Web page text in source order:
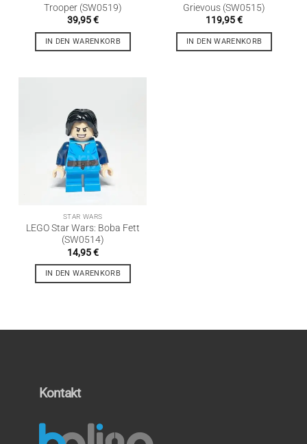
Trooper (SW0519)
39,95€
IN DEN WARENKORB
Grievous (SW0515)
119,95€
IN DEN WARENKORB
STAR WARS
LEGO Star Wars: Boba Fett
(SW0514)
14,95€
IN DEN WARENKORB
Kontakt